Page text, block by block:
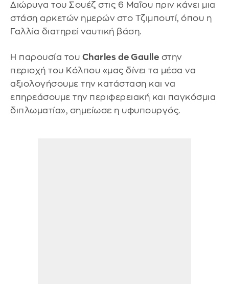
Διώρυγα του Σουέζ στις 6 Μαΐου πριν κάνει μια
στάση αρκετών ημερών στο Τζιμπουτί, όπου η
Γαλλία διατηρεί ναυτική βάση.
Η παρουσία του Charles de Gaulle στην
περιοχή του Κόλπου «μας δίνει τα μέσα να
αξιολογήσουμε την κατάσταση και να
επηρεάσουμε την περιφερειακή και παγκόσμια
διπλωματία», σημείωσε η υφυπουργός.